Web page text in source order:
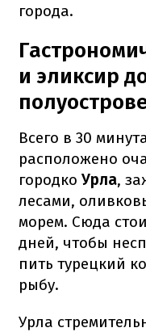
города.
и эликсир
Всего в 30
расположено
городко Урла,
лесами,
морем. Сюда
дней, чтобы
пить турецкий
рыбу.
Урла